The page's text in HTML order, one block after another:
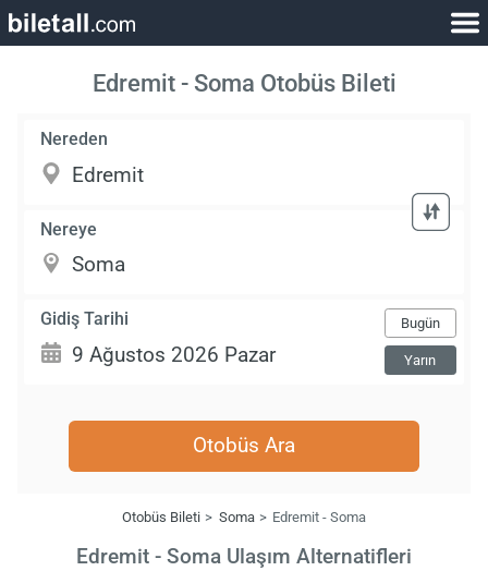
Edremit - Soma Otobüs Bileti
Nereden
Nereye
Gidiş Tarihi Bugün
Yarın
Otobüs Ara
Otobüs Bileti Soma Edremit - Soma
Edremit - Soma Ulaşım Alternatifleri